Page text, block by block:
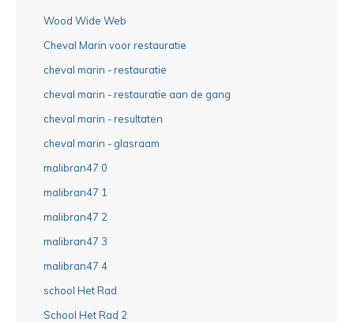
Wood Wide Web
Cheval Marin voor restauratie
cheval marin - restauratie
cheval marin - restauratie aan de gang
cheval marin - resultaten
cheval marin - glasraam
malibran47 0
malibran47 1
malibran47 2
malibran47 3
malibran47 4
school Het Rad
School Het Rad 2